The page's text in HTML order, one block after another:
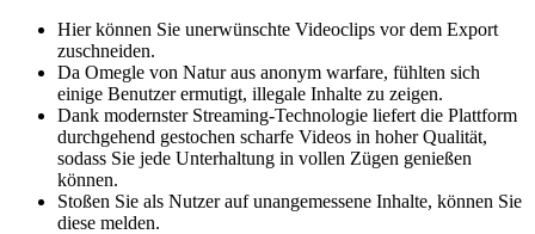
Hier können Sie unerwünschte Videoclips vor dem Export
zuschneiden.
Da Omegle von Natur aus anonym warfare, fühlten sich
einige Benutzer ermutigt, illegale Inhalte zu zeigen.
Dank modernster Streaming-Technologie liefert die Plattform
durchgehend gestochen scharfe Videos in hoher Qualität,
sodass Sie jede Unterhaltung in vollen Zügen genießen
können.
Stoßen Sie als Nutzer auf unangemessene Inhalte, können Sie
diese melden.